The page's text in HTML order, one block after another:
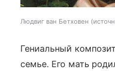
Людвиг ван Бетховен
Гениальный
семье. Его мать